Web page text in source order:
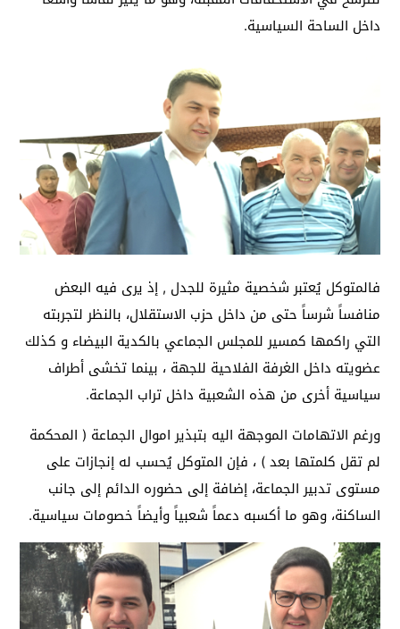
داخل الساحة السياسية.
فالمتوكل يُعتبر شخصية مثيرة للجدل , إذ يرى فيه البعض
منافساً شرساً حتى من داخل حزب الاستقلال، بالنظر لتجربته
التي راكمها كمسير للمجلس الجماعي بالكدية البيضاء و كذلك
عضويته داخل الغرفة الفلاحية للجهة ، بينما تخشى أطراف
سياسية أخرى من هذه الشعبية داخل تراب الجماعة.
ورغم الاتهامات الموجهة اليه بتبذير اموال الجماعة ( المحكمة
لم تقل كلمتها بعد ) ، فإن المتوكل يُحسب له إنجازات على
مستوى تدبير الجماعة، إضافة إلى حضوره الدائم إلى جانب
الساكنة، وهو ما أكسبه دعماً شعبياً وأيضاً خصومات سياسية.